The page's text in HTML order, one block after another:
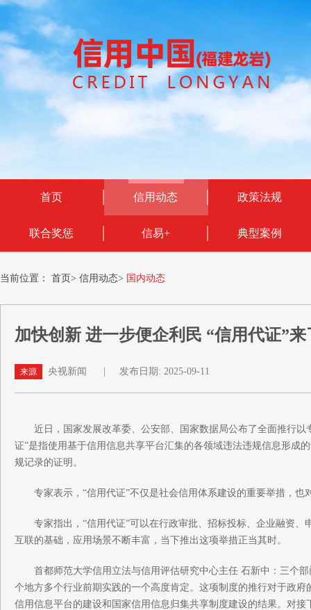
首页 信用动态 政策法规
联合奖惩 信易+ 典型案例
当前位置： 首页> 信用动态> 国内动态
加快创新 进一步便企利民 “信用代证”来
来源 央视新闻 发布日期: 2025-09-11
近日，国家发展改革委、公安部、国家数据局公布了全面推行
证”是指使用基于信用信息共享平台汇集的各领域违法违规信息形成
规记录的证明。
专家表示，“信用代证”不仅是社会信用体系建设的重要举措，也
专家指出，“信用代证”可以在行政审批、招标投标、企业融资、
互联的基础，应用场景不断丰富，当下推出这项举措正当其时。
首都师范大学信用立法与信用评估研究中心主任 石新中：三个部
个地方多个行业前期实践的一个高度肯定。这项制度的推行对于政
信用信息平台的建设和国家信用信息归集共享制度建设的结果。对